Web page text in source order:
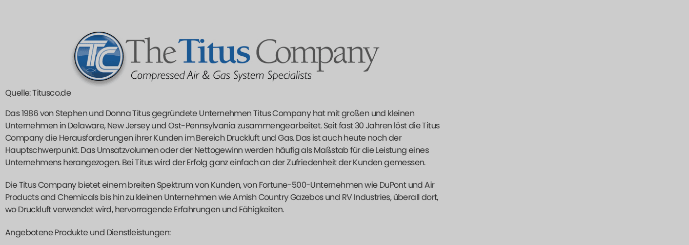
Quelle: Titusco.de
Das 1986 von Stephen und Donna Titus gegründete Unternehmen Titus Company hat mit großen und kleinen
Unternehmen in Delaware, New Jersey und Ost-Pennsylvania zusammengearbeitet. Seit fast 30 Jahren löst die Titus
Company die Herausforderungen ihrer Kunden im Bereich Druckluft und Gas. Das ist auch heute noch der
Hauptschwerpunkt. Das Umsatzvolumen oder der Nettogewinn werden häufig als Maßstab für die Leistung eines
Unternehmens herangezogen. Bei Titus wird der Erfolg ganz einfach an der Zufriedenheit der Kunden gemessen.
Die Titus Company bietet einem breiten Spektrum von Kunden, von Fortune-500-Unternehmen wie DuPont und Air
Products and Chemicals bis hin zu kleinen Unternehmen wie Amish Country Gazebos und RV Industries, überall dort,
wo Druckluft verwendet wird, hervorragende Erfahrungen und Fähigkeiten.
Angebotene Produkte und Dienstleistungen: